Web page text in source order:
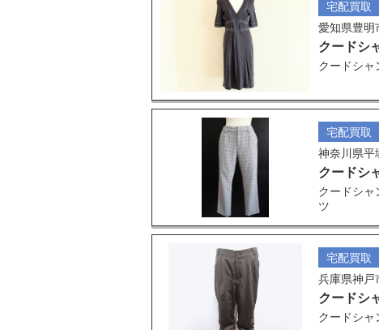
宅配買取
愛知県豊明
クードシ
クードシャ
宅配買取
神奈川県平
クードシ
クードシャ
ツ
宅配買取
兵庫県神戸
クードシ
クードシャ